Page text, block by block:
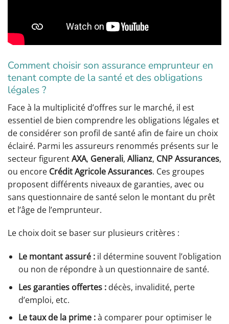
Comment choisir son assurance emprunteur en
tenant compte de la santé et des obligations
légales ?
Face à la multiplicité d’offres sur le marché, il est
essentiel de bien comprendre les obligations légales et
de considérer son profil de santé afin de faire un choix
éclairé. Parmi les assureurs renommés présents sur le
secteur figurentAXA, Generali, Allianz, CNP Assurances,
ou encore Crédit Agricole Assurances. Ces groupes
proposent différents niveaux de garanties, avec ou
sans questionnaire de santé selon le montant du prêt
et l’âge de l’emprunteur.
Le choix doit se baser sur plusieurs critères :
Le montant assuré :il détermine souvent l’obligation
ou non de répondre à un questionnaire de santé.
Les garanties offertes :décès, invalidité, perte
d’emploi, etc.
Le taux de la prime :à comparer pour optimiser le